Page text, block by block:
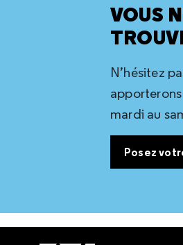
VOUS
N’hésitez
mardi au
Posez